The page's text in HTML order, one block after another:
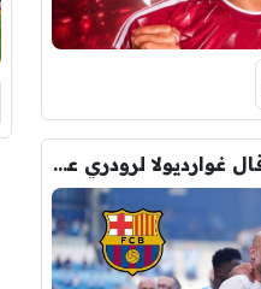
كواليس مثيرة … ماذا قال غوارديولا لرودري عند استشارته عن ريال مدريد وبرشلونة